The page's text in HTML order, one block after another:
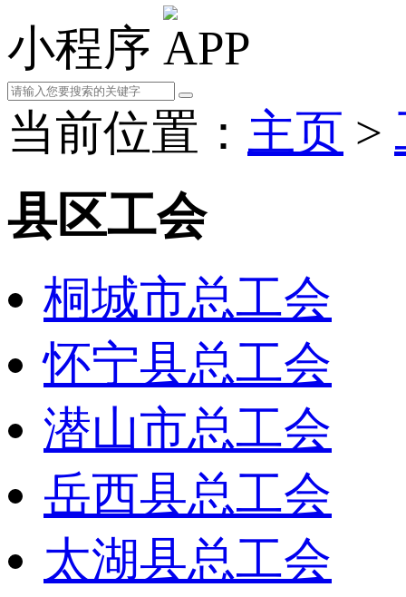
小程序
当前位置： 主页 >
县区工会
桐城市总工会
怀宁县总工会
潜山市总工会
岳西县总工会
太湖县总工会